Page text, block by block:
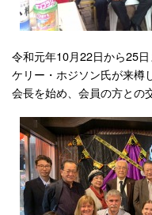
令和元年10月22日から25
ケリー・ホジソン氏が来樽
会長を始め、会員の方との